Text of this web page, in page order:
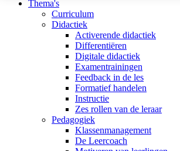
Thema's
Curriculum
Didactiek
Activerende didactiek
Differentiëren
Digitale didactiek
Examentrainingen
Feedback in de les
Formatief handelen
Instructie
Zes rollen van de leraar
Pedagogiek
Klassenmanagement
De Leercoach